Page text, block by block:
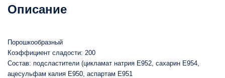
Описание
Порошкообразный
Коэффициент сладости: 200
Состав: подсластители (цикламат натрия Е952, сахарин Е954,
ацесульфам калия Е950, аспартам Е951